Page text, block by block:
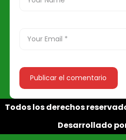
Todos los derechos
Desarrollado